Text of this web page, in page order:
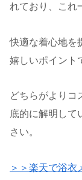
れており、これ
快適な着心地を
嬉しいポイント
どちらがよりコ
底的に解明して
さい。
＞＞楽天で浴衣